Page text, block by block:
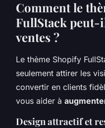
Comment le
FullStack peut-
ventes ?
Le thème Shopify
seulement attirer les
convertir en clients
vous aider à
Design attractif et